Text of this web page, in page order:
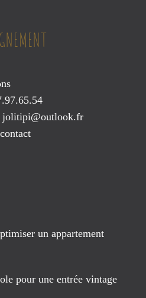
jolitipi@outlook.fr
un appartement
pour une entrée vintage